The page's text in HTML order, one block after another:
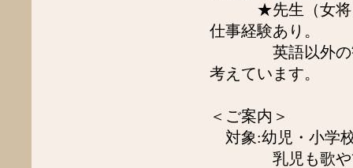
★先生（女将）
仕事経験あり。
英語以外の観点
考えています。
＜ご案内＞
対象:幼児・小学
乳児も歌や簡